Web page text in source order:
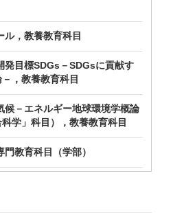
，教養教育科目
発目標SDGs－SDGsに貢献す
，教養教育科目
候－エネルギー地球環境学概論
学」科目），教養教育科目
教育科目（学部）